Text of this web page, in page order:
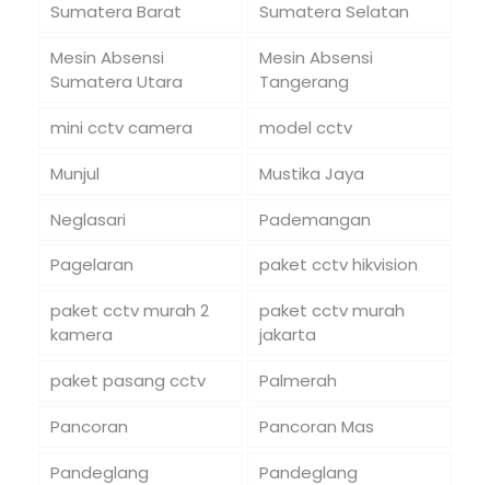
Sumatera Barat
Sumatera Selatan
Mesin Absensi
Sumatera Utara
Mesin Absensi
Tangerang
mini cctv camera
model cctv
Munjul
Mustika Jaya
Neglasari
Pademangan
Pagelaran
paket cctv hikvision
paket cctv murah 2
kamera
paket cctv murah
jakarta
paket pasang cctv
Palmerah
Pancoran
Pancoran Mas
Pandeglang
Pandeglang